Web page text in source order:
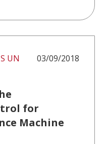
UN
03/09/2018
for
Machine